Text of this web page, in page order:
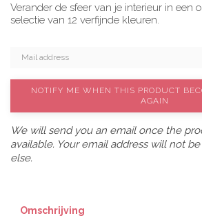
Verander de sfeer van je interieur in een
selectie van 12 verfijnde kleuren.
NOTIFY ME WHEN THIS PRODUCT
AGAIN
We will send you an email once the
available. Your email address will not
else.
Omschrijving